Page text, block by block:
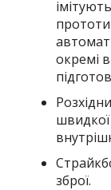
окремі
зброї.